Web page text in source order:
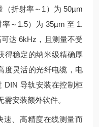
（折射率～1）为 50µm
～1.5）为 35µm 至 1.
达 6kHz，且测量不受
得稳定的纳米级精确厚
度灵活的光纤电缆，电
DIN 导轨安装在控制柜
安装额外软件。
速、高精度在线测量而